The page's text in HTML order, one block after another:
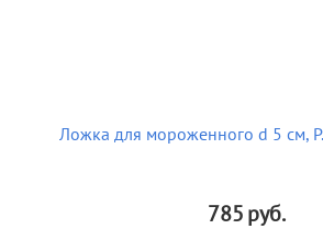
Ложка для мороженного d 5 см,
785руб.